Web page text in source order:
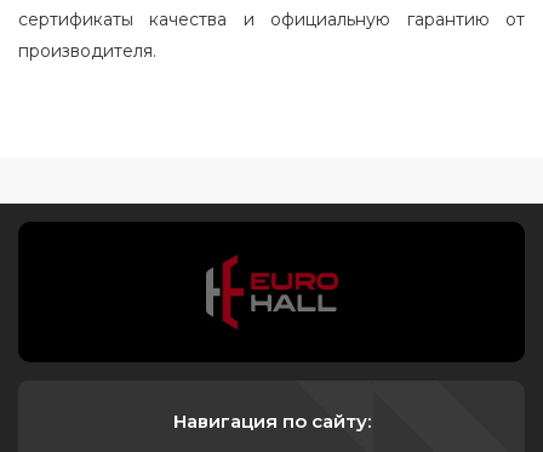
сертификаты качества и официальную гарантию от
производителя.
Навигация по сайту: